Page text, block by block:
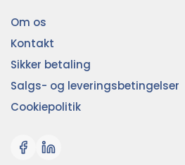
Om os
Kontakt
Sikker betaling
Salgs- og leveringsbetingelser
Cookiepolitik